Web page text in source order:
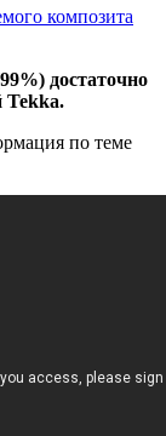
композита
достаточно
Tekka.
по теме